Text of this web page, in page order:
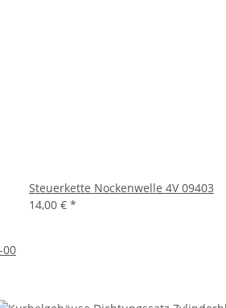
00
Steuerkette Nockenwelle 4V 09403
14,00 € *